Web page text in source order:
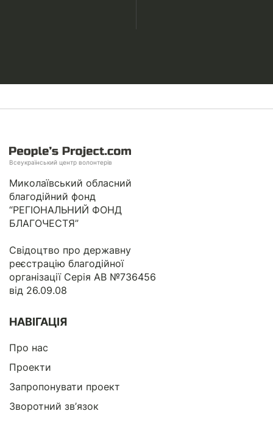
Всеукраїнський центр волонтерів
Миколаївський обласний
благодійний фонд
“РЕГІОНАЛЬНИЙ ФОНД
БЛАГОЧЕСТЯ”
Свідоцтво про державну
реєстрацію благодійної
організації Серія АВ №736456
від 26.09.08
НАВІГАЦІЯ
Про нас
Проекти
Запропонувати проект
Зворотний зв’язок